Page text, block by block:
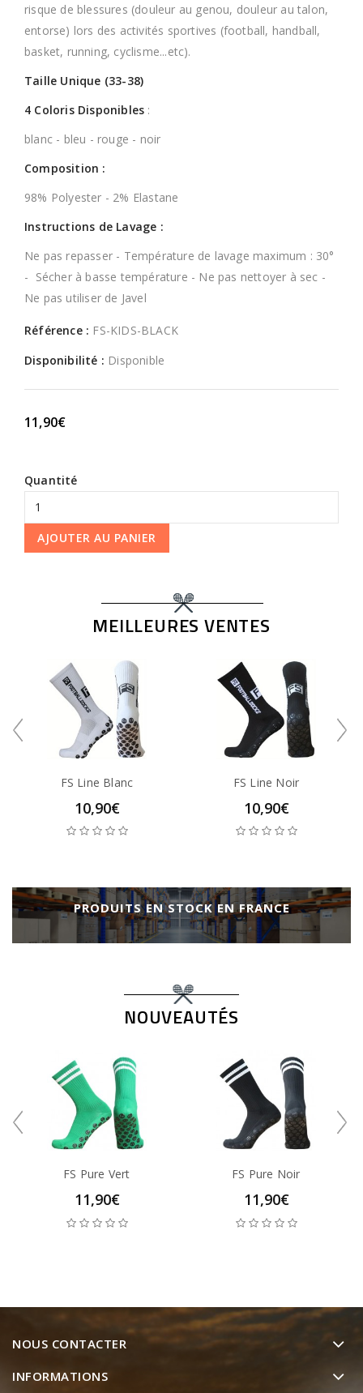
risque de blessures (douleur au genou, douleur au talon,
entorse) lors des activités sportives (football, handball,
basket, running, cyclisme...etc).
Taille Unique (33-38)
4 Coloris Disponibles :
blanc - bleu - rouge - noir
Composition :
98% Polyester - 2% Elastane
Instructions de Lavage :
Ne pas repasser - Température de lavage maximum : 30°
- Sécher à basse température - Ne pas nettoyer à sec -
Ne pas utiliser de Javel
Référence : FS-KIDS-BLACK
Disponibilité : Disponible
11,90€
Quantité
AJOUTER AU PANIER
MEILLEURES VENTES
FS Line Blanc
10,90€
FS Line Noir
10,90€
PRODUITS EN STOCK EN FRANCE
NOUVEAUTÉS
FS Pure Vert
11,90€
FS Pure Noir
11,90€
NOUS CONTACTER
INFORMATIONS